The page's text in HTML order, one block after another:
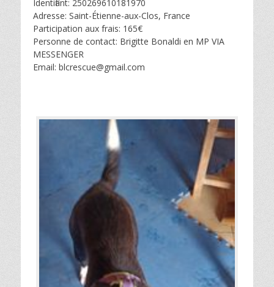
Identifiant: 250269610181970
Adresse: Saint-Étienne-aux-Clos, France
Participation aux frais: 165€
Personne de contact: Brigitte Bonaldi en MP VIA
MESSENGER
Email: blcrescue@gmail.com